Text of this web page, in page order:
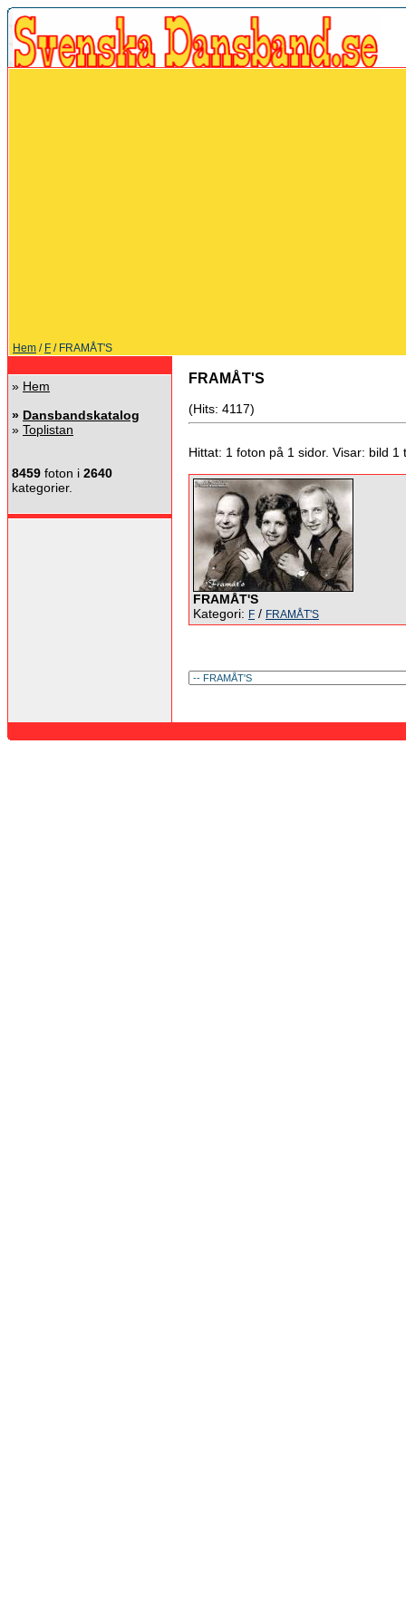
Hem / F / FRAMÅT'S
» Hem
» Dansbandskatalog
» Toplistan
8459 foton i 2640
kategorier.
FRAMÅT'S
(Hits: 4117)
Hittat: 1 foton på 1 sidor. Visar: bild 1
FRAMÅT'S
Kategori: F / FRAMÅT'S